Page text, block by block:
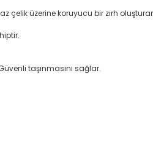
çelik üzerine koruyucu bir zırh
taşınmasını sağlar.